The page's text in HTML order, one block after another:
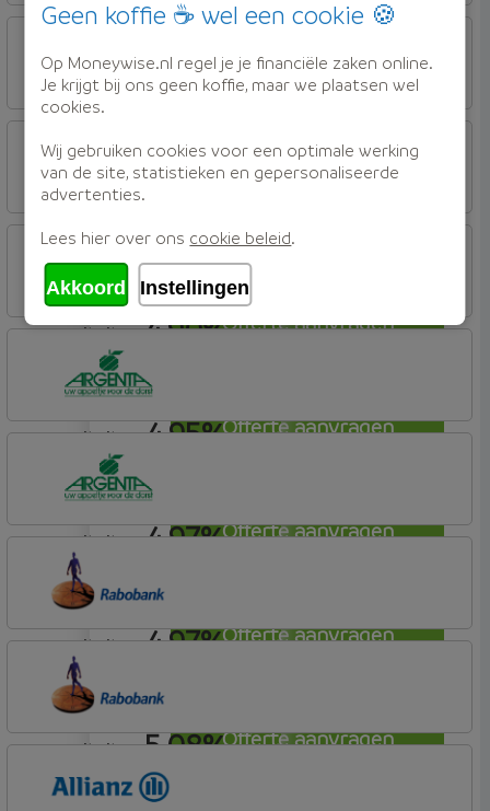
Offerte aanvragen
4,85%
annuiteit
OBVION Hypotheken
Woon Hypotheek
4,87%
Offerte aanvragen
Tulp Riant Hypotheek
annuiteit
4,90%
Offerte aanvragen
Tulp Hypotheken
Tulp Riant Hypotheek
annuiteit
4,95%
Offerte aanvragen
Tulp Hypotheken
Tulp Compleet Hypotheken
annuiteit
4,97%
Offerte aanvragen
Argenta
Hypotheek
annuiteit
4,97%
Offerte aanvragen
Argenta
Hypotheek
annuiteit
5,08%
Rabobank Spaarbank
Basisvoorwaarden (incl korting)
annuiteit
Basisvoorwaarden (incl korting)
Geen koffie ☕ wel een cookie 🍪
Op Moneywise.nl regel je je financiële zaken online.
Je krijgt bij ons geen koffie, maar we plaatsen wel
cookies.
Wij gebruiken cookies voor een optimale werking
van de site, statistieken en gepersonaliseerde
advertenties.
Lees hier over ons cookie beleid.
Akkoord Instellingen